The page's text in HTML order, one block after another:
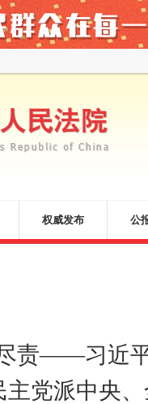
权威发布 公
责——习近
党派中央